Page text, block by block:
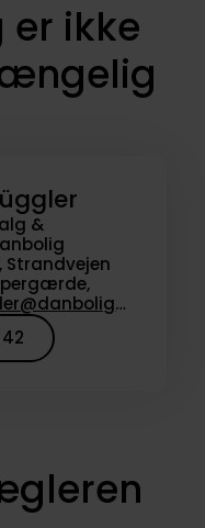
er ikke
&
jacob.muggler@danbolig.dk